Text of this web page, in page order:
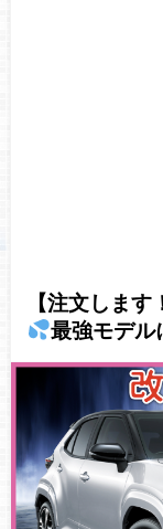
【注文しま
最強モデル